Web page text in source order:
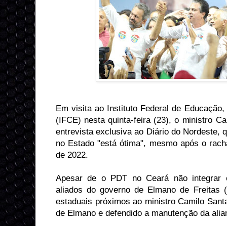
Em visita ao Instituto Federal de
(IFCE) nesta quinta-feira (23), o ministro
entrevista exclusiva ao Diário do Nordeste,
no Estado "está ótima", mesmo após o
de 2022.
Apesar de o PDT no Ceará não integrar
aliados do governo de Elmano de Freitas
estaduais próximos ao ministro Camilo
de Elmano e defendido a manutenção da